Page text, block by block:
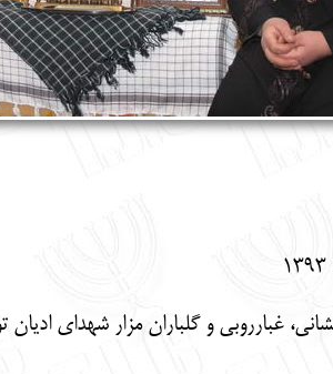
غبارروبی و گلباران مزار شهدای